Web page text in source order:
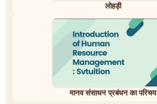
लोहड़ी
मानव संसाधन प्रबंधन का परिचय